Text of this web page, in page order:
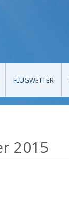
FLUGWETTER
2015